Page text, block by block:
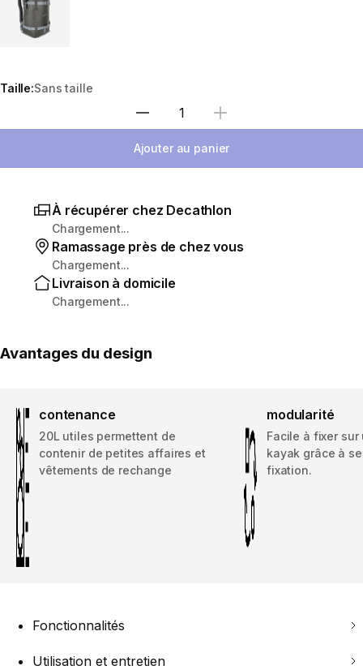
Taille:Sans taille
Sélectionnez la quantité
Ajouter au panier
À récupérer chez Decathlon
Chargement...
Ramassage près de chez vous
Chargement...
Livraison à domicile
Chargement...
Avantages du design
contenance
20L utiles permettent de
contenir de petites affaires et
vêtements de rechange
modularité
Facile à fixer sur
kayak grâce à
fixation.
Fonctionnalités
Utilisation et entretien